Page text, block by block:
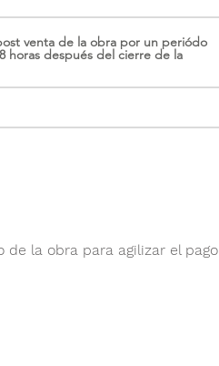
venta de la obra por un periódo
horas después del cierre de la
de la obra para agilizar el pago